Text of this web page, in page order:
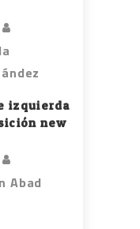
izquierda
new
Abad